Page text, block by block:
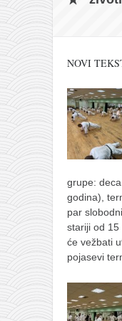
NOVI
grupe:
godina),
par
stariji od
će vežbati
pojasevi